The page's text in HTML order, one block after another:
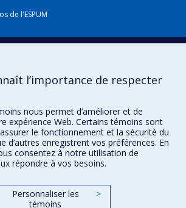
de l'ESPUM
l’importance de respecter
nous permet d’améliorer et de
expérience Web. Certains témoins sont
le fonctionnement et la sécurité du
d’autres enregistrent vos préférences. En
consentez à notre utilisation de
répondre à vos besoins.
Personnaliser les
témoins
>